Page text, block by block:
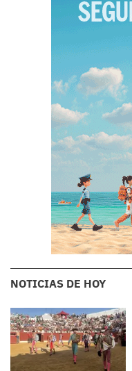
NOTICIAS DE HOY